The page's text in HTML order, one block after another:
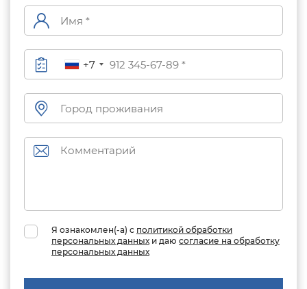
+7
Я ознакомлен(-а) с политикой обработки
персональных данных и даю согласие на обработку
персональных данных